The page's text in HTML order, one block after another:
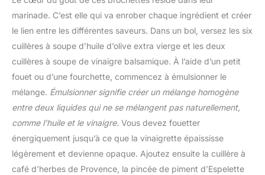
marinade. C’est elle qui va enrober chaque ingrédient et créer
le lien entre les différentes saveurs. Dans un bol, versez les six
cuillères à soupe d’huile d’olive extra vierge et les deux
cuillères à soupe de vinaigre balsamique. À l’aide d’un petit
fouet ou d’une fourchette, commencez à émulsionner le
mélange. Émulsionner signifie créer un mélange homogène
entre deux liquides qui ne se mélangent pas naturellement,
comme l’huile et le vinaigre. Vous devez fouetter
énergiquement jusqu’à ce que la vinaigrette épaississe
légèrement et devienne opaque. Ajoutez ensuite la cuillère à
café d’herbes de Provence, la pincée de piment d’Espelette